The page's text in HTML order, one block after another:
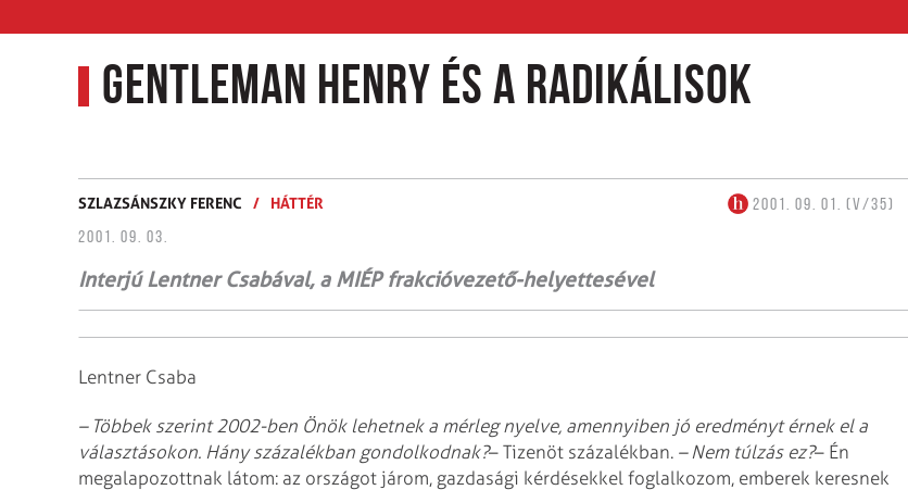
Gentleman Henry és a radikálisok
SZLAZSÁNSZKY FERENC / HÁTTÉR
2001. 09. 01. (V/35)
2001. 09. 03.
Interjú Lentner Csabával, a MIÉP frakcióvezető-helyettesével
Lentner Csaba
– Többek szerint 2002-ben Önök lehetnek a mérleg nyelve, amennyiben jó eredményt érnek el a
választásokon. Hány százalékban gondolkodnak?– Tizenöt százalékban. – Nem túlzás ez?– Én
megalapozottnak látom: az országot járom, gazdasági kérdésekkel foglalkozom, emberek keresnek